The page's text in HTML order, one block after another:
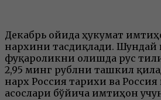
Декабрь ойида ҳукумат
нархини тасдиқлади. Шундай
фуқароликни олишда рус
2,95 минг рублни ташкил
нарх Россия тарихи ва
асослари бўйича имтиҳон